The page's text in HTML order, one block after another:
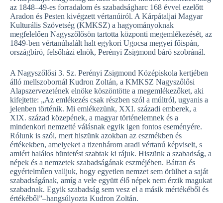
az 1848–49-es forradalom és szabadságharc 168 évvel ezelőtt
Aradon és Pesten kivégzett vértanúiról. A Kárpátaljai Magyar
Kulturális Szövetség (KMKSZ) a hagyományoknak
megfelelően Nagyszőlősön tartotta központi megemlékezését, az
1849-ben vértanúhalált halt egykori Ugocsa megyei főispán,
országbíró, felsőházi elnök, Perényi Zsigmond báró szobránál.
A Nagyszőlősi 3. Sz. Perényi Zsigmond Középiskola kertjében
álló mellszobornál Kudron Zoltán, a KMKSZ Nagyszőlősi
Alapszervezetének elnöke köszöntötte a megemlékezőket, aki
kifejtette: „Az emlékezés csak részben szól a múltról, ugyanis a
jelenben történik. Mi emlékezünk, XXI. századi emberek, a
XIX. század közepének, a magyar történelemnek és a
mindenkori nemzetté válásnak egyik igen fontos eseményére.
Rólunk is szól, mert hiszünk azokban az eszmékben és
értékekben, amelyeket a tizenhárom aradi vértanú képviselt, s
amiért halálos büntetést szabtak ki rájuk. Hiszünk a szabadság, a
népek és a nemzetek szabadságának eszméjében. Bátran és
egyértelműen valljuk, hogy egyetlen nemzet sem örülhet a saját
szabadságának, amíg a vele együtt élő népek nem érzik magukat
szabadnak. Egyik szabadság sem vesz el a másik mértékéből és
értékéből”–hangsúlyozta Kudron Zoltán.